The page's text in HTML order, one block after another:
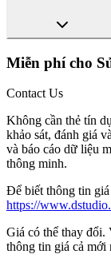
Miễn phí cho
Contact Us
Không cần thẻ tín
khảo sát, đánh giá
và báo cáo dữ liệu
thông minh.
Để biết thông tin
https://
Giá có thể thay đổi.
thông tin giá cả mới